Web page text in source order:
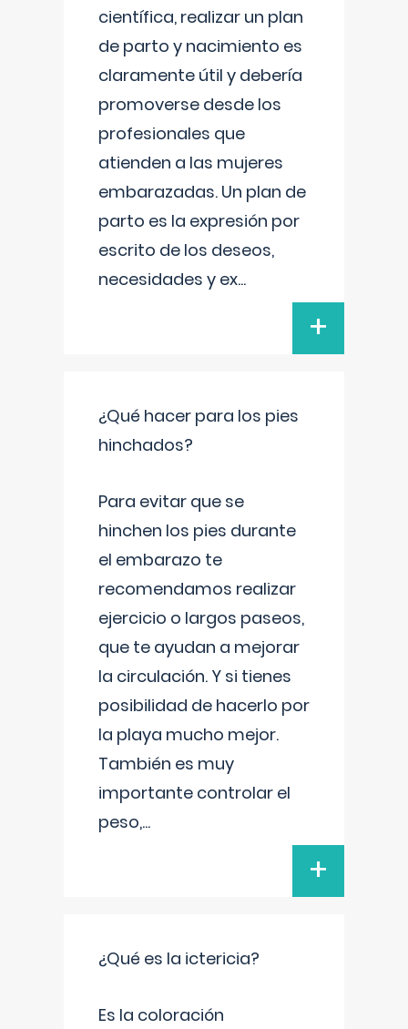
científica, realizar un plan
de parto y nacimiento es
claramente útil y debería
promoverse desde los
profesionales que
atienden a las mujeres
embarazadas. Un plan de
parto es la expresión por
escrito de los deseos,
necesidades y ex...
+
¿Qué hacer para los pies
hinchados?
Para evitar que se
hinchen los pies durante
el embarazo te
recomendamos realizar
ejercicio o largos paseos,
que te ayudan a mejorar
la circulación. Y si tienes
posibilidad de hacerlo por
la playa mucho mejor.
También es muy
importante controlar el
peso,...
+
¿Qué es la ictericia?
Es la coloración